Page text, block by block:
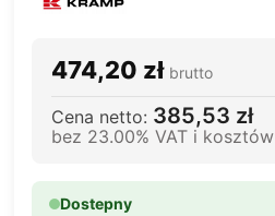
474,20 zł brutto
Cena netto: 385,53 zł
bez 23.00% VAT i
Dostepny